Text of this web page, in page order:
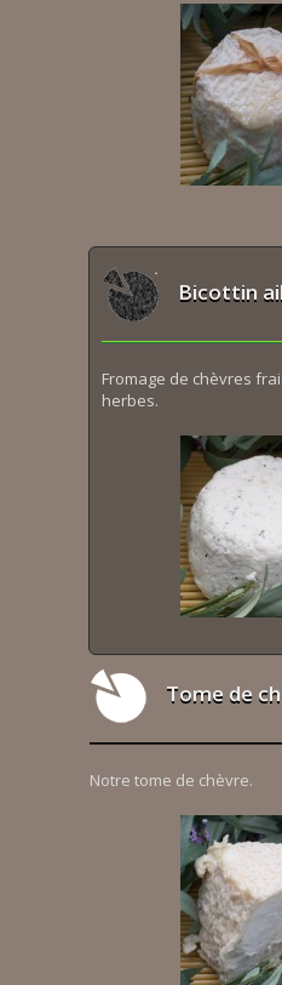
Bicottin
Fromage de chèvres
herbes.
Tome de
Notre tome de chèvre.